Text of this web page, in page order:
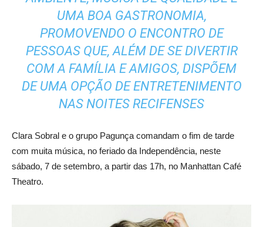
UMA BOA GASTRONOMIA,
PROMOVENDO O ENCONTRO DE
PESSOAS QUE, ALÉM DE SE DIVERTIR
COM A FAMÍLIA E AMIGOS, DISPÕEM
DE UMA OPÇÃO DE ENTRETENIMENTO
NAS NOITES RECIFENSES
Clara Sobral e o grupo Pagunça comandam o fim de tarde
com muita música, no feriado da Independência, neste
sábado, 7 de setembro, a partir das 17h, no Manhattan Café
Theatro.